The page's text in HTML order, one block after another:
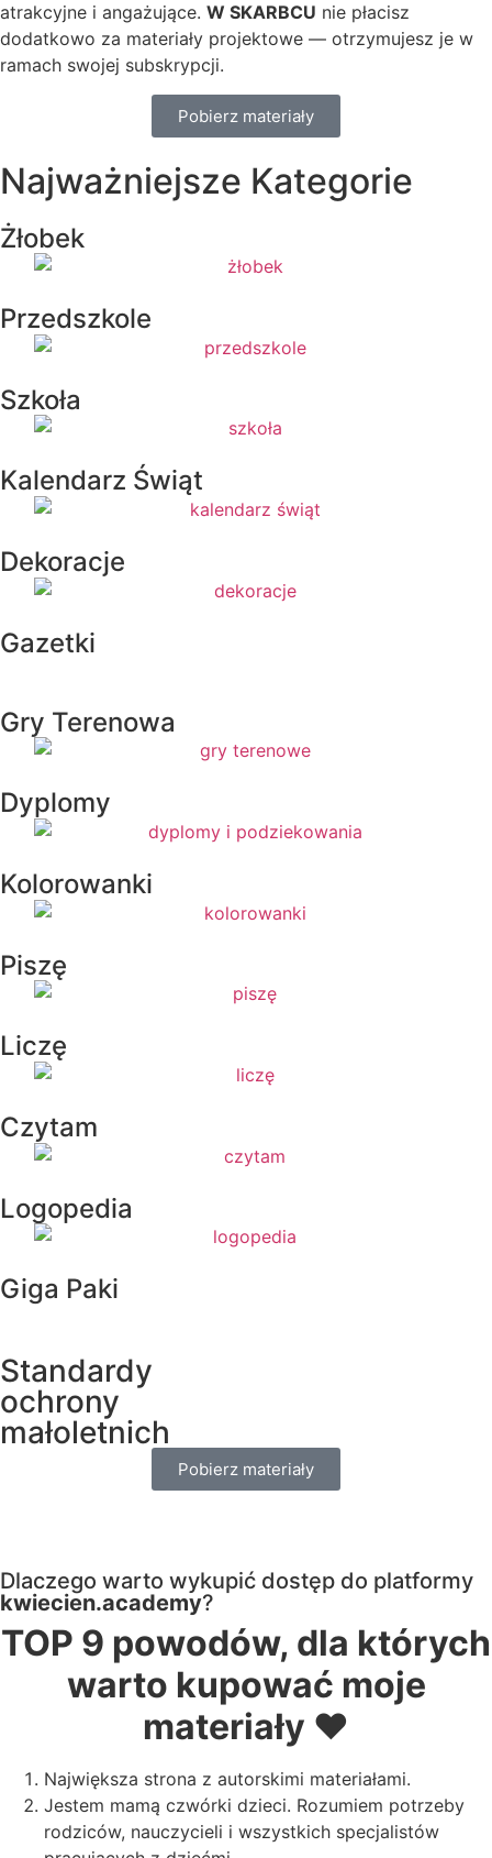
atrakcyjne i angażujące. W SKARBCU nie płacisz
dodatkowo za materiały projektowe — otrzymujesz je w
ramach swojej subskrypcji.
Pobierz materiały
Najważniejsze Kategorie
Żłobek
Przedszkole
Szkoła
Kalendarz Świąt
Dekoracje
Gazetki
Gry Terenowa
Dyplomy
Kolorowanki
Piszę
Liczę
Czytam
Logopedia
Giga Paki
Standardy
ochrony
małoletnich
Pobierz materiały
Dlaczego warto wykupić dostęp do platformy
kwiecien.academy?
TOP 9 powodów, dla których
warto kupować moje
materiały ❤️
Największa strona z autorskimi materiałami.
Jestem mamą czwórki dzieci. Rozumiem potrzeby
rodziców, nauczycieli i wszystkich specjalistów